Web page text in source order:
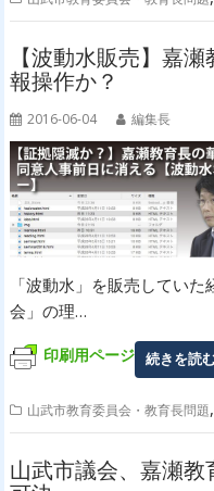
【波動水販売】嘉
報操作か？
2016-06-04 編集長
「波動水」を販売してい
会」の理…
印刷用ページ 続きを読
山武市教育委員会・教育長問題
山武市議会、嘉瀬